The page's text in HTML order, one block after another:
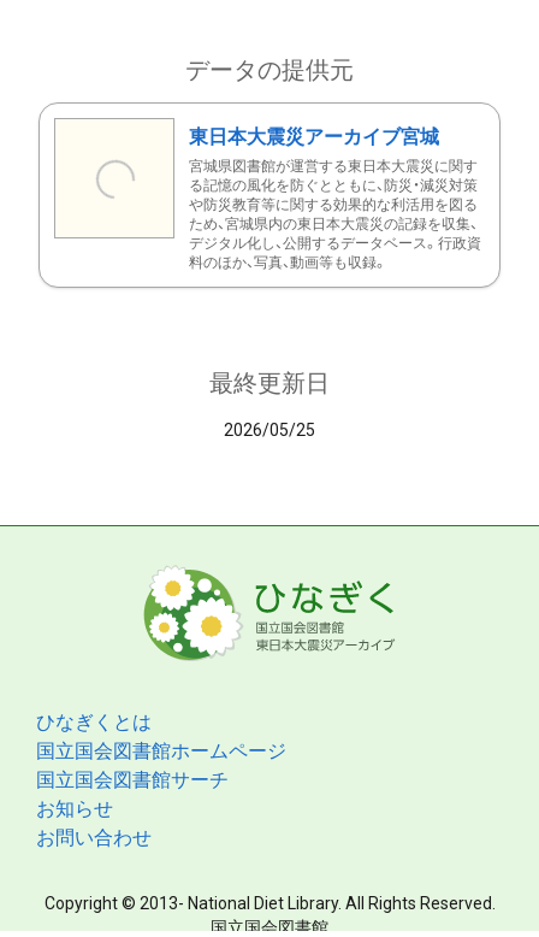
データの提供元
東日本大震災アーカイブ宮城
宮城県図書館が運営する東日本大震災に関す
る記憶の風化を防ぐとともに、防災・減災対策
や防災教育等に関する効果的な利活用を図る
ため、宮城県内の東日本大震災の記録を収集、
デジタル化し、公開するデータベース。行政資
料のほか、写真、動画等も収録。
最終更新日
2026/05/25
ひなぎくとは
国立国会図書館ホームページ
国立国会図書館サーチ
お知らせ
お問い合わせ
Copyright © 2013- National Diet Library. All Rights Reserved.